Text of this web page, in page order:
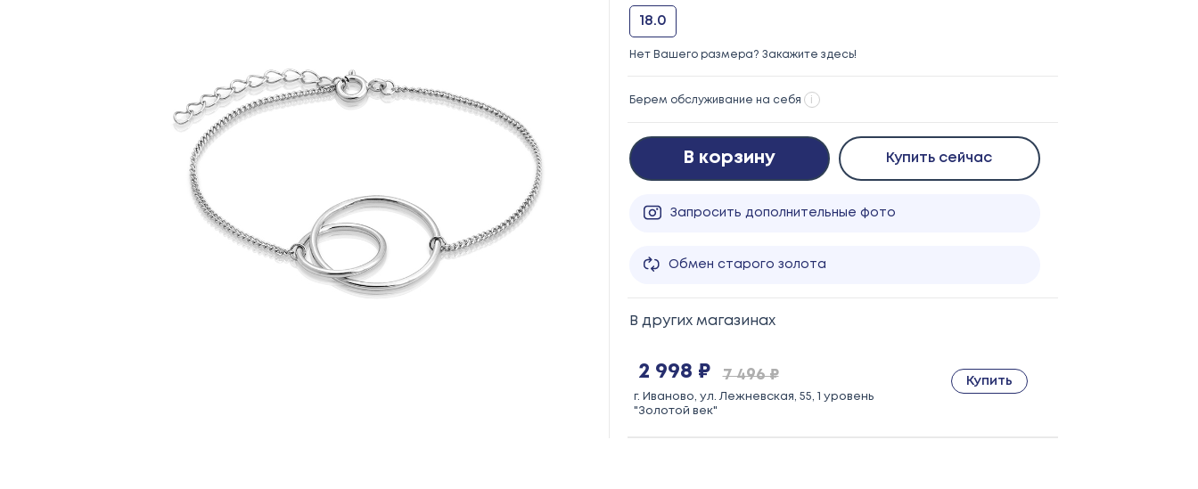
18.0
Нет Вашего размера? Закажите здесь!
Берем обслуживание на себя i
В корзину Купить сейчас
Запросить дополнительные фото
Обмен старого золота
В других магазинах
2 998 ₽ 7 496 ₽
г. Иваново, ул. Лежневская, 55, 1 уровень
"Золотой век"
Купить